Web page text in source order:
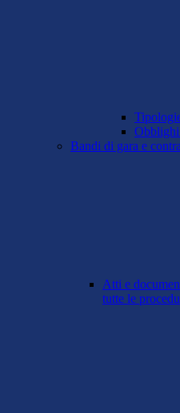
Obblighi
Bandi di gara e
Atti e
tutte le